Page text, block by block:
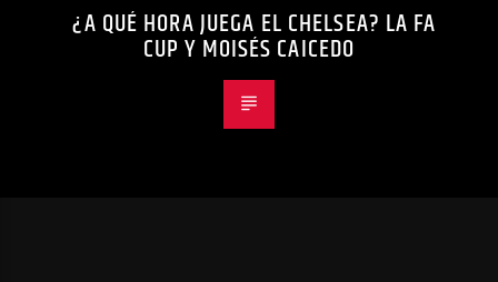
¿A QUÉ HORA JUEGA EL CHELSEA? LA FA
CUP Y MOISÉS CAICEDO